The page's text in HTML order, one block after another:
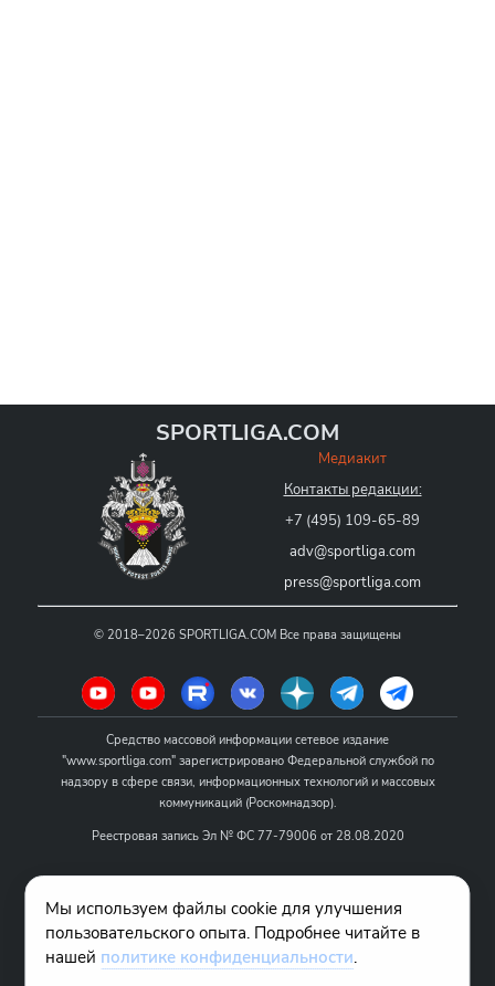
SPORTLIGA.COM
Медиакит
Контакты редакции:
+7 (495) 109-65-89
adv@sportliga.com
press@sportliga.com
© 2018–2026 SPORTLIGA.COM Все права защищены
Средство массовой информации сетевое издание
"www.sportliga.com" зарегистрировано Федеральной службой по
надзору в сфере связи, информационных технологий и массовых
коммуникаций (Роскомнадзор).
Реестровая запись Эл № ФС 77-79006 от 28.08.2020
Название - www.sportliga.com
Учредитель СМИ сетевого издания "www.sportliga.com": ИП Чамин
О.Н.
Главный редактор СМИ сетевого издания "www.sportliga.com":
Мы используем файлы cookie для улучшения
пользовательского опыта. Подробнее читайте в
нашей политике конфиденциальности.